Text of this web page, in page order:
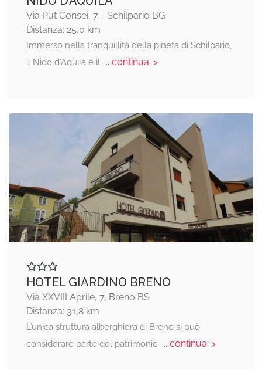
Via Put Consei, 7 - Schilpario BG
Distanza: 25,0 km
Immerso nella tranquillità della pineta di Schilpario,
il Nido d'Aquila è il... continua: >
HOTEL GIARDINO BRENO
Via XXVIII Aprile, 7, Breno BS
Distanza: 31,8 km
L’unica struttura alberghiera di Breno si può
considerare parte del patrimonio... continua: >